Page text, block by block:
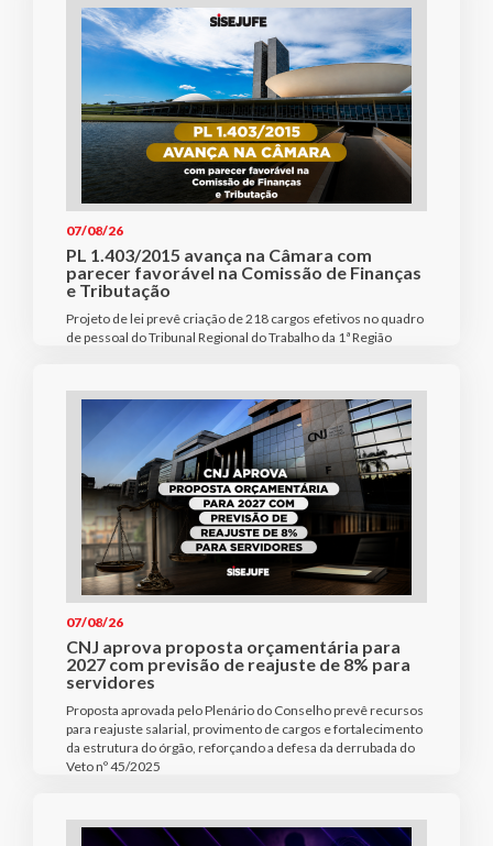
07/08/26
PL 1.403/2015 avança na Câmara com
parecer favorável na Comissão de Finanças
e Tributação
Projeto de lei prevê criação de 218 cargos efetivos no quadro
de pessoal do Tribunal Regional do Trabalho da 1ª Região
07/08/26
CNJ aprova proposta orçamentária para
2027 com previsão de reajuste de 8% para
servidores
Proposta aprovada pelo Plenário do Conselho prevê recursos
para reajuste salarial, provimento de cargos e fortalecimento
da estrutura do órgão, reforçando a defesa da derrubada do
Veto nº 45/2025